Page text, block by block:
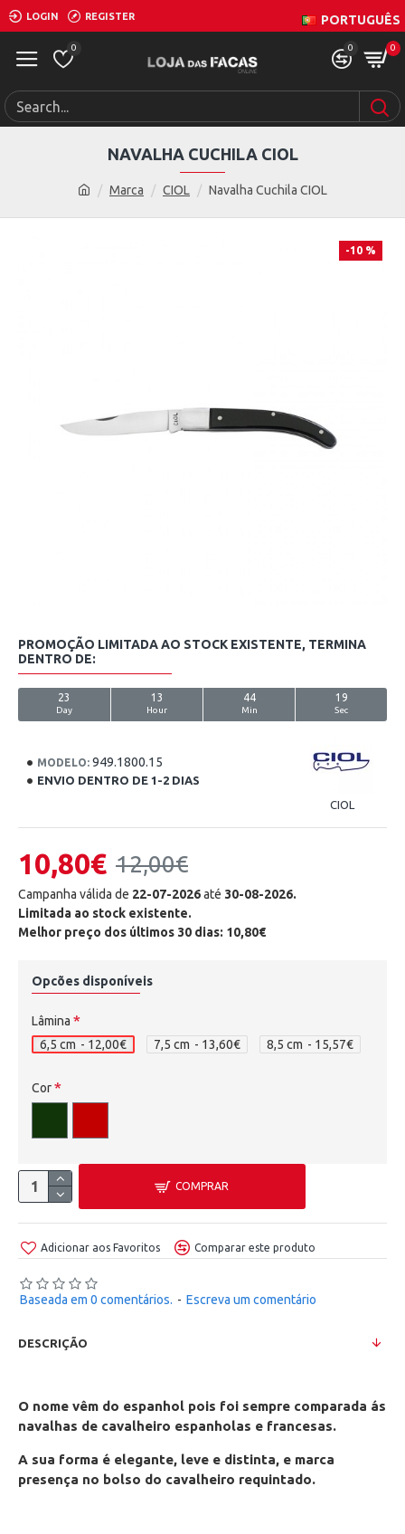
LOGIN REGISTER PORTUGUÊS
0 0 0
Marca CIOL Navalha Cuchila CIOL
NAVALHA CUCHILA CIOL
-10 %
MODELO: 949.1800.15
ENVIO DENTRO DE 1-2 DIAS
CIOL
Baseada em 0 comentários. - Escreva um comentário
PROMOÇÃO LIMITADA AO STOCK EXISTENTE, TERMINA
DENTRO DE:
23
Day
13
Hour
44
Min
19
Sec
10,80€ 12,00€
Campanha válida de 22-07-2026até 30-08-2026.
Limitada ao stock existente.
Melhor preço dos últimos 30 dias: 10,80€
Opcões disponíveis
Lâmina
6,5 cm - 12,00€ 7,5 cm - 13,60€ 8,5 cm - 15,57€
Cor
COMPRAR
Adicionar aos Favoritos Comparar este produto
DESCRIÇÃO
O nome vêm do espanhol pois foi sempre comparada ás
navalhas de cavalheiro espanholas e francesas.
A sua forma é elegante, leve e distinta, e marca
presença no bolso do cavalheiro requintado.